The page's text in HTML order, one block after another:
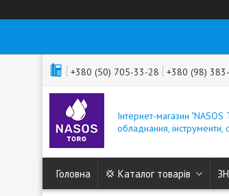
+380 (50) 705-33-28 +380 (98)
Інтернет-магазин "NASOS
обладнання, інструменти,
Головна 💢 Каталог товарів